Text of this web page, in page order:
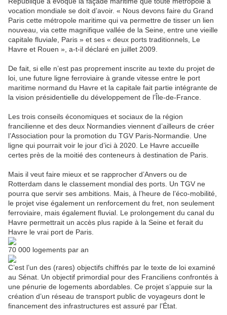
vocation mondiale se doit d’avoir. « Nous devons faire du Grand
Paris cette métropole maritime qui va permettre de tisser un lien
nouveau, via cette magnifique vallée de la Seine, entre une vieille
capitale fluviale, Paris » et ses « deux ports traditionnels, Le
Havre et Rouen », a-t-il déclaré en juillet 2009.
De fait, si elle n’est pas proprement inscrite au texte du projet de
loi, une future ligne ferroviaire à grande vitesse entre le port
maritime normand du Havre et la capitale fait partie intégrante de
la vision présidentielle du développement de l’Île-de-France.
Les trois conseils économiques et sociaux de la région
francilienne et des deux Normandies viennent d’ailleurs de créer
l’Association pour la promotion du TGV Paris-Normandie. Une
ligne qui pourrait voir le jour d’ici à 2020. Le Havre accueille
certes près de la moitié des conteneurs à destination de Paris.
Mais il veut faire mieux et se rapprocher d’Anvers ou de
Rotterdam dans le classement mondial des ports. Un TGV ne
pourra que servir ses ambitions. Mais, à l’heure de l’éco-mobilité,
le projet vise également un renforcement du fret, non seulement
ferroviaire, mais également fluvial. Le prolongement du canal du
Havre permettrait un accès plus rapide à la Seine et ferait du
Havre le vrai port de Paris.
70 000 logements par an
C’est l’un des (rares) objectifs chiffrés par le texte de loi examiné
au Sénat. Un objectif primordial pour des Franciliens confrontés à
une pénurie de logements abordables. Ce projet s’appuie sur la
création d’un réseau de transport public de voyageurs dont le
financement des infrastructures est assuré par l’État.